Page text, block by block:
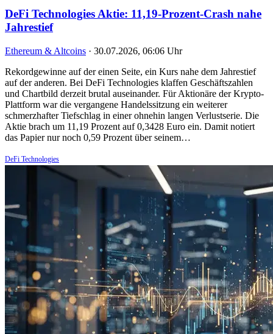
DeFi Technologies Aktie: 11,19-Prozent-Crash nahe
Jahrestief
Ethereum & Altcoins · 30.07.2026, 06:06 Uhr
Rekordgewinne auf der einen Seite, ein Kurs nahe dem Jahrestief
auf der anderen. Bei DeFi Technologies klaffen Geschäftszahlen
und Chartbild derzeit brutal auseinander. Für Aktionäre der Krypto-
Plattform war die vergangene Handelssitzung ein weiterer
schmerzhafter Tiefschlag in einer ohnehin langen Verlustserie. Die
Aktie brach um 11,19 Prozent auf 0,3428 Euro ein. Damit notiert
das Papier nur noch 0,59 Prozent über seinem…
DeFi Technologies